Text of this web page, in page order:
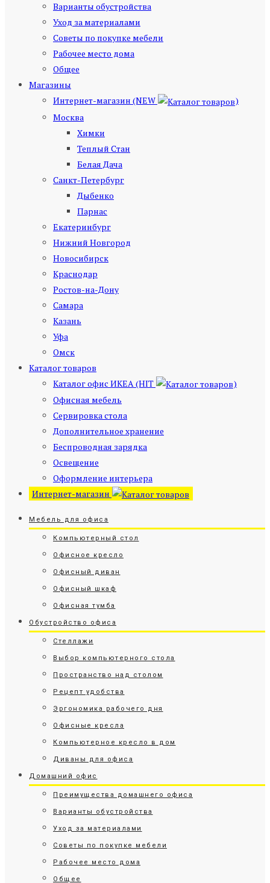
Варианты обустройства
Уход за материалами
Советы по покупке мебели
Рабочее место дома
Общее
Магазины
Интернет-магазин (NEW
)
Москва
Химки
Теплый Стан
Белая Дача
Санкт-Петербург
Дыбенко
Парнас
Екатеринбург
Нижний Новгород
Новосибирск
Краснодар
Ростов-на-Дону
Самара
Казань
Уфа
Омск
Каталог товаров
Каталог офис ИКЕА (HIT
)
Офисная мебель
Сервировка стола
Дополнительное хранение
Беспроводная зарядка
Освещение
Оформление интерьера
Интернет-магазин
Мебель для офиса
Компьютерный стол
Офисное кресло
Офисный диван
Офисный шкаф
Офисная тумба
Обустройство офиса
Стеллажи
Выбор компьютерного стола
Пространство над столом
Рецепт удобства
Эргономика рабочего дня
Офисные кресла
Компьютерное кресло в дом
Диваны для офиса
Домашний офис
Преимущества домашнего офиса
Варианты обустройства
Уход за материалами
Советы по покупке мебели
Рабочее место дома
Общее